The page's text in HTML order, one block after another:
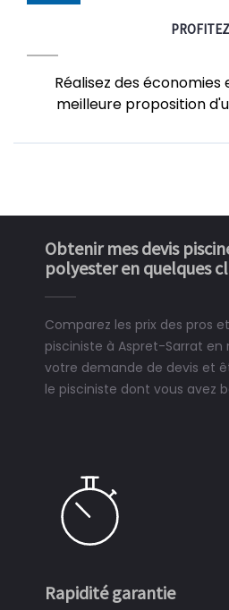
PROFITEZ
Réalisez des
meilleure proposition
Obtenir mes devis
polyester en quelques
Comparez les prix des pros
pisciniste à Aspret-Sarrat
votre demande de devis et
le pisciniste dont vous avez
Rapidité garantie